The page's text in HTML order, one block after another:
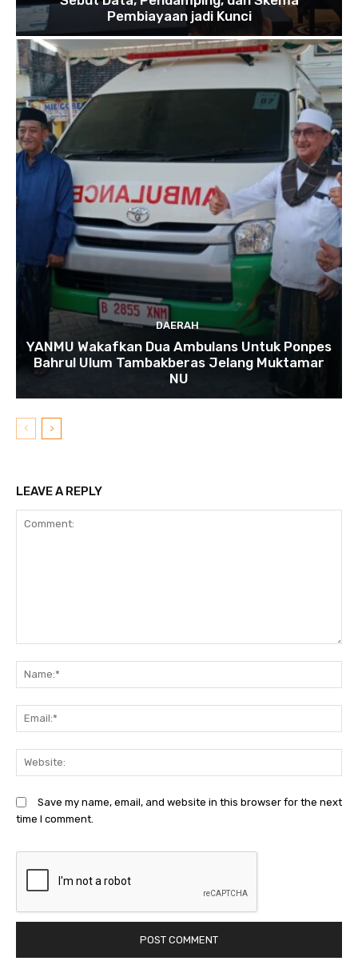
Pembiayaan jadi Kunci
DAERAH
YANMU Wakafkan Dua Ambulans Untuk Ponpes
Bahrul Ulum Tambakberas Jelang Muktamar
NU
LEAVE A REPLY
Save my name, email, and website in this browser for the next
time I comment.